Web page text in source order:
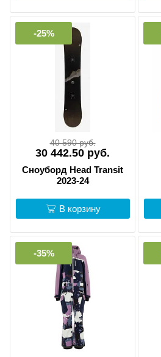
-25%
40 590 руб.
30 442.50 руб.
Сноуборд Head Transit
2023-24
В корзину
-35%